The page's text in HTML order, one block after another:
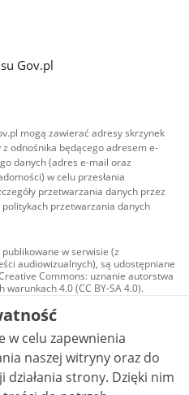
Gov.pl
mogą zawierać adresy skrzynek
odnośnika będącego adresem e-
danych (adres e-mail oraz
w celu przesłania
przetwarzania danych przez
przetwarzania danych
w serwisie (z
audiowizualnych), są udostępniane
Commons: uznanie autorstwa
warunkach 4.0 (CC BY-SA 4.0).
w tym zdjęcia, materiały
udostępniane na licencji typu
uznanie autorstwa użycie
utworów zależnych 4.0 (CC BY-
nie jest to stwierdzone inaczej.
w celu zapewnienia
naszej witryny oraz do
strony. Dzięki nim